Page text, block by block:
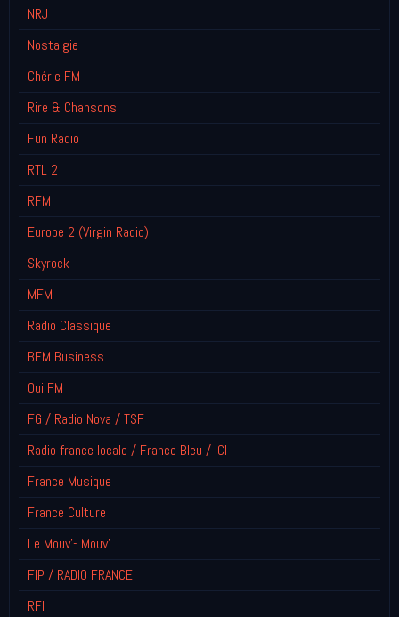
NRJ
Nostalgie
Chérie FM
Rire & Chansons
Fun Radio
RTL 2
RFM
Europe 2 (Virgin Radio)
Skyrock
MFM
Radio Classique
BFM Business
Oui FM
FG / Radio Nova / TSF
Radio france locale / France Bleu / ICI
France Musique
France Culture
Le Mouv'- Mouv'
FIP / RADIO FRANCE
RFI